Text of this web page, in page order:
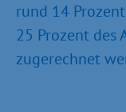
rund 14
25 Prozent des
zugerechnet